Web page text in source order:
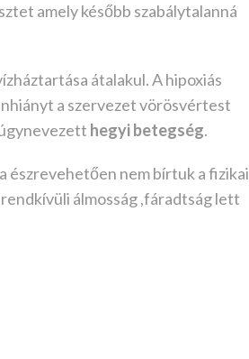
amely később szabálytalanná
átalakul. A hipoxiás
a szervezet vörösvértest
hegyi betegség.
észrevehetően nem bírtuk a fizikai
álmosság ,fáradtság lett